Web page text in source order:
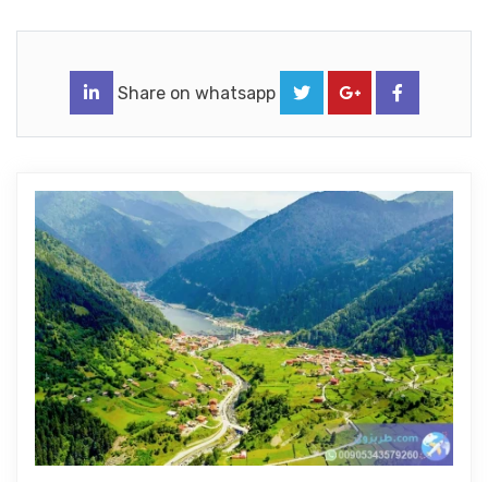
Share on whatsapp